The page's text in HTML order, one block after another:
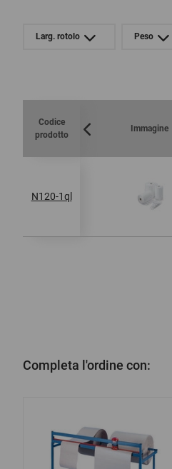
Larg. rotolo Peso
Codice
prodotto
Immagine
N120-1ql
Completa l'ordine con: